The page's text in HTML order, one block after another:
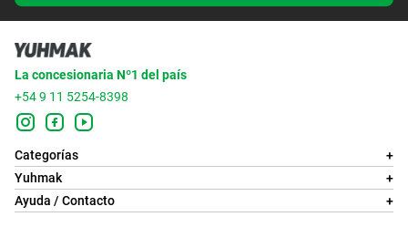
La concesionaria Nº1 del país
+54 9 11 5254-8398
Categorías
+
Yuhmak
+
Ayuda / Contacto
+